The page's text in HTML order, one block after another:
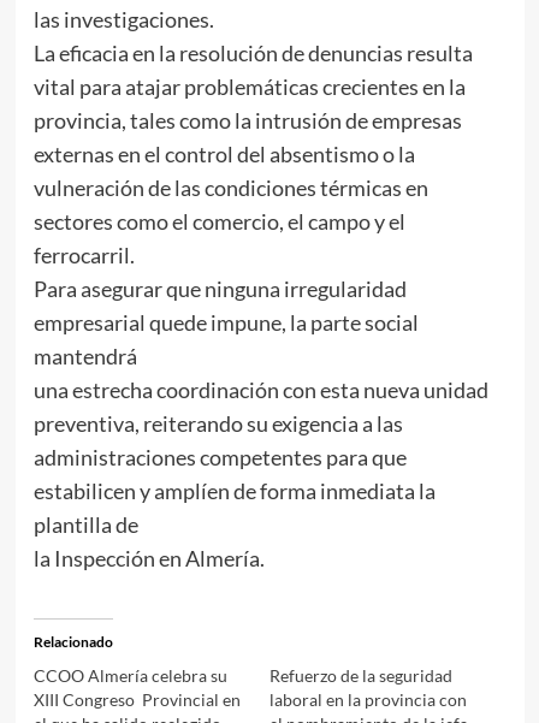
las investigaciones.
La eficacia en la resolución de denuncias resulta
vital para atajar problemáticas crecientes en la
provincia, tales como la intrusión de empresas
externas en el control del absentismo o la
vulneración de las condiciones térmicas en
sectores como el comercio, el campo y el
ferrocarril.
Para asegurar que ninguna irregularidad
empresarial quede impune, la parte social
mantendrá
una estrecha coordinación con esta nueva unidad
preventiva, reiterando su exigencia a las
administraciones competentes para que
estabilicen y amplíen de forma inmediata la
plantilla de
la Inspección en Almería.
Relacionado
CCOO Almería celebra su
XIII Congreso Provincial en
Refuerzo de la seguridad
laboral en la provincia con